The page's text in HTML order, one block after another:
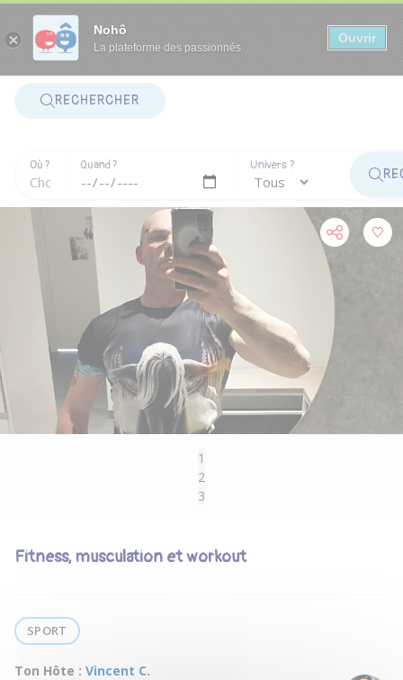
Nohô
La plateforme des passionnés
Ouvrir
RECHERCHER
Où ? Quand ? Univers ?
1
2
3
Fitness, musculation et workout
SPORT
Ton Hôte : Vincent C.
Panneau de gestion des cookies